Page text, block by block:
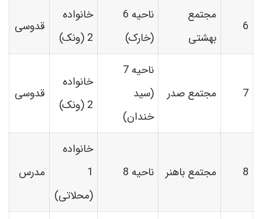
6
مجتمع
بهشتی
ناحیه 6
(خارک)
خانواده
2 (ونک)
قدوسی
7 مجتمع صدر
ناحیه 7
(سید
خندان)
خانواده
2 (ونک)
قدوسی
8 مجتمع باهنر ناحیه 8
خانواده
1
(محلاتی)
مدرس